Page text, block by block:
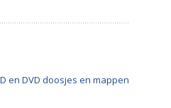
en DVD doosjes en mappen